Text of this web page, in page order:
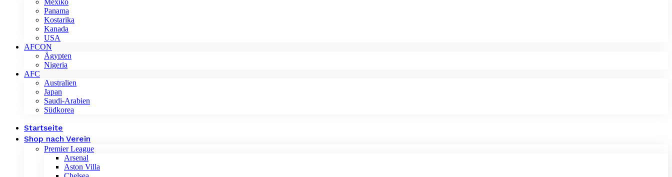
Mexiko
Panama
Kostarika
Kanada
USA
AFCON
Ägypten
Nigeria
AFC
Australien
Japan
Saudi-Arabien
Südkorea
Startseite
Shop nach Verein
Premier League
Arsenal
Aston Villa